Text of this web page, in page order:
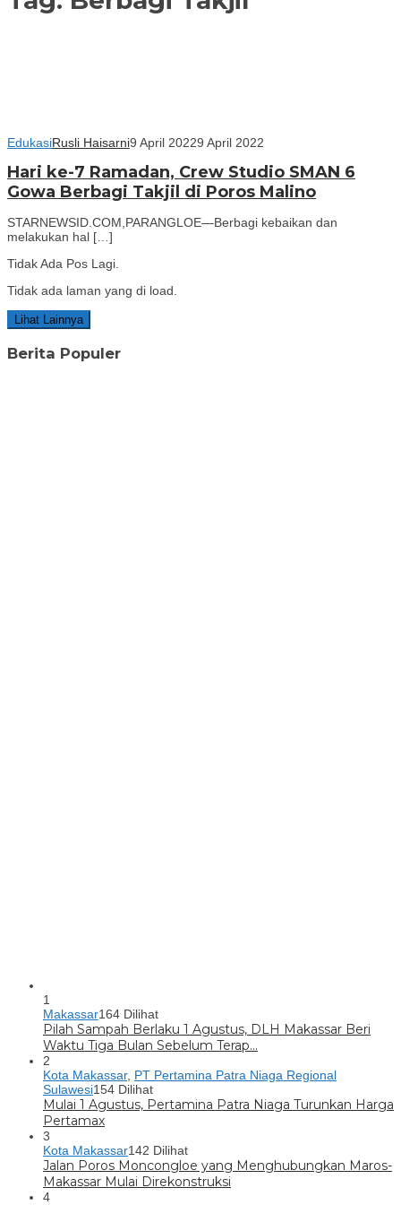
EdukasiRusli Haisarni9 April 20229 April 2022
Hari ke-7 Ramadan, Crew Studio SMAN 6
Gowa Berbagi Takjil di Poros Malino
STARNEWSID.COM,PARANGLOE—Berbagi kebaikan dan
melakukan hal […]
Tidak Ada Pos Lagi.
Tidak ada laman yang di load.
Lihat Lainnya
Berita Populer
1
Makassar164 Dilihat
Pilah Sampah Berlaku 1 Agustus, DLH Makassar Beri
Waktu Tiga Bulan Sebelum Terap…
2
Kota Makassar, PT Pertamina Patra Niaga Regional
Sulawesi154 Dilihat
Mulai 1 Agustus, Pertamina Patra Niaga Turunkan Harga
Pertamax
3
Kota Makassar142 Dilihat
Jalan Poros Moncongloe yang Menghubungkan Maros-
Makassar Mulai Direkonstruksi
4